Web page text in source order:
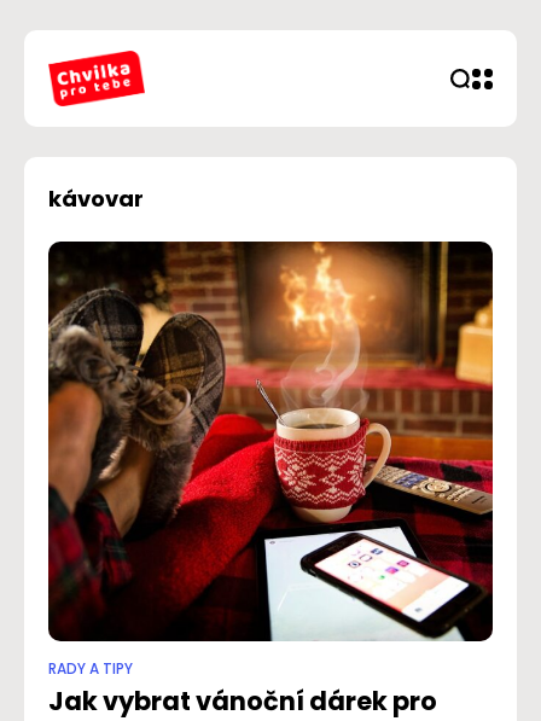
kávovar
RADY A TIPY
Jak vybrat vánoční dárek pro